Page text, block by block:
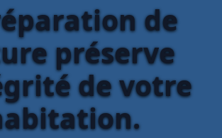
de
préserve
de votre